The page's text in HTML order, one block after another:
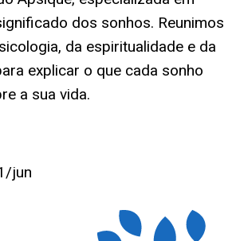
dos sonhos. Reunimos
da espiritualidade e da
explicar o que cada sonho
a sua vida.
jun